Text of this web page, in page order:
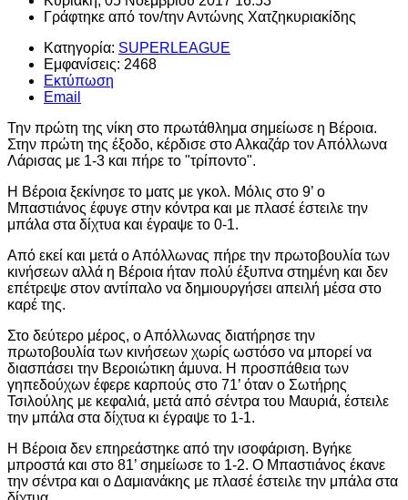
Γράφτηκε από τον/τηνΑντώνης Χατζηκυριακίδης
Κατηγορία: SUPERLEAGUE
Εμφανίσεις: 2468
Εκτύπωση
Email
Την πρώτη της νίκη στο πρωτάθλημα σημείωσε η Βέροια.
Στην πρώτη της έξοδο, κέρδισε στο Αλκαζάρ τον Απόλλωνα
Λάρισας με 1-3 και πήρε το "τρίποντο".
Η Βέροια ξεκίνησε το ματς με γκολ. Μόλις στο 9’ ο
Μπαστιάνος έφυγε στην κόντρα και με πλασέ έστειλε την
μπάλα στα δίχτυα και έγραψε το 0-1.
Από εκεί και μετά ο Απόλλωνας πήρε την πρωτοβουλία των
κινήσεων αλλά η Βέροια ήταν πολύ έξυπνα στημένη και δεν
επέτρεψε στον αντίπαλο να δημιουργήσει απειλή μέσα στο
καρέ της.
Στο δεύτερο μέρος, ο Απόλλωνας διατήρησε την
πρωτοβουλία των κινήσεων χωρίς ωστόσο να μπορεί να
διασπάσει την Βεροιώτικη άμυνα. Η προσπάθεια των
γηπεδούχων έφερε καρπούς στο 71’ όταν ο Σωτήρης
Τσιλούλης με κεφαλιά, μετά από σέντρα του Μαυριά, έστειλε
την μπάλα στα δίχτυα κι έγραψε το 1-1.
Η Βέροια δεν επηρεάστηκε από την ισοφάριση. Βγήκε
μπροστά και στο 81’ σημείωσε το 1-2. Ο Μπαστιάνος έκανε
την σέντρα και ο Δαμιανάκης με πλασέ έστειλε την μπάλα στα